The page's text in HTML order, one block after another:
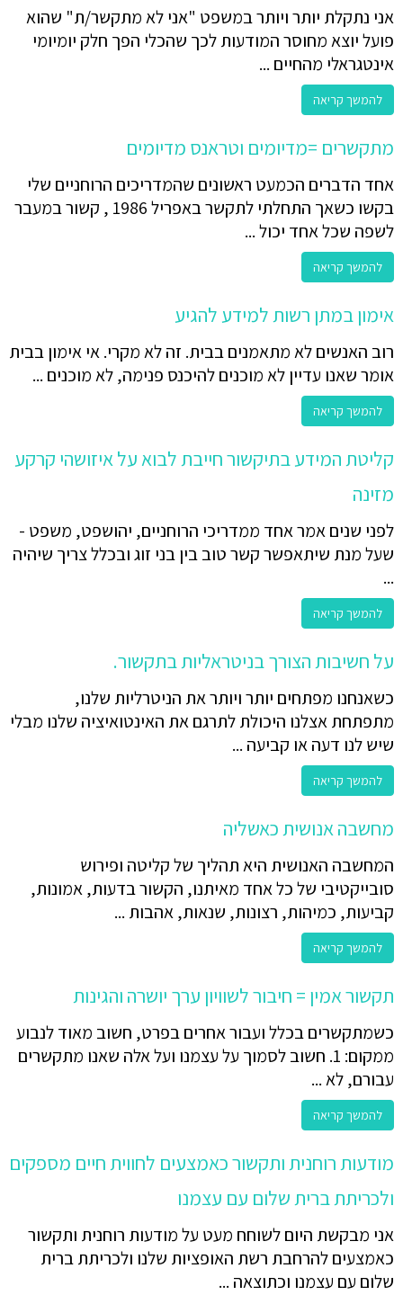
אני נתקלת יותר ויותר במשפט "אני לא מתקשר/ת" שהוא
פועל יוצא מחוסר המודעות לכך שהכלי הפך חלק יומיומי
אינטגראלי מהחיים ...
להמשך קריאה
מתקשרים =מדיומים וטראנס מדיומים
אחד הדברים הכמעט ראשונים שהמדריכים הרוחניים שלי
בקשו כשאך התחלתי לתקשר באפריל 1986 , קשור במעבר
לשפה שכל אחד יכול ...
להמשך קריאה
אימון במתן רשות למידע להגיע
רוב האנשים לא מתאמנים בבית. זה לא מקרי. אי אימון בבית
אומר שאנו עדיין לא מוכנים להיכנס פנימה, לא מוכנים ...
להמשך קריאה
קליטת המידע בתיקשור חייבת לבוא על איזושהי קרקע
מזינה
לפני שנים אמר אחד ממדריכי הרוחניים, יהושפט, משפט -
שעל מנת שיתאפשר קשר טוב בין בני זוג ובכלל צריך שיהיה
...
להמשך קריאה
על חשיבות הצורך בניטראליות בתקשור.
כשאנחנו מפתחים יותר ויותר את הניטרליות שלנו,
מתפתחת אצלנו היכולת לתרגם את האינטואיציה שלנו מבלי
שיש לנו דעה או קביעה ...
להמשך קריאה
מחשבה אנושית כאשליה
המחשבה האנושית היא תהליך של קליטה ופירוש
סובייקטיבי של כל אחד מאיתנו, הקשור בדעות, אמונות,
קביעות, כמיהות, רצונות, שנאות, אהבות ...
להמשך קריאה
תקשור אמין = חיבור לשוויון ערך יושרה והגינות
כשמתקשרים בכלל ועבור אחרים בפרט, חשוב מאוד לנבוע
ממקום: 1. חשוב לסמוך על עצמנו ועל אלה שאנו מתקשרים
עבורם, לא ...
להמשך קריאה
מודעות רוחנית ותקשור כאמצעים לחווית חיים מספקים
ולכריתת ברית שלום עם עצמנו
אני מבקשת היום לשוחח מעט על מודעות רוחנית ותקשור
כאמצעים להרחבת רשת האופציות שלנו ולכריתת ברית
שלום עם עצמנו וכתוצאה ...